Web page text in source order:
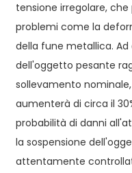
tensione irregolare,
problemi come la
della fune metallica.
dell'oggetto pesante
sollevamento
aumenterà di circa il
probabilità di danni
la sospensione
attentamente